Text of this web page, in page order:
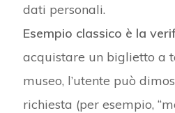
dati personali.
Esempio classico è la
acquistare un biglietto a
museo, l’utente può
richiesta (per esempio,